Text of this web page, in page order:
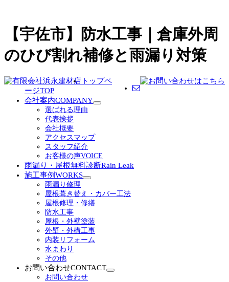
【宇佐市】防水工事｜倉庫外周
のひび割れ補修と雨漏り対策
トップペ
ージTOP
会社案内COMPANY
サ
ー
を
展
選ばれる理由
代表挨拶
会社概要
アクセスマップ
スタッフ紹介
お客様の声VOICE
雨漏り・屋根無料診断Rain Leak
施工事例WORKS
サ
メ
ュ
ー
を
雨漏り修理
屋根葺き替え・カバー工法
屋根修理・修繕
防水工事
屋根・外壁塗装
外壁・外構工事
内装リフォーム
水まわり
その他
お問い合わせCONTACT
サ
お問い合わせ